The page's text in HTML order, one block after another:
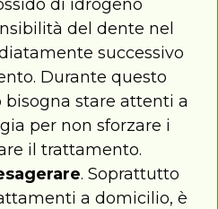
di idrogeno
del dente nel
successivo
Durante questo
bisogna stare attenti a
per non sforzare i
il trattamento.
. Soprattutto
a domicilio, è